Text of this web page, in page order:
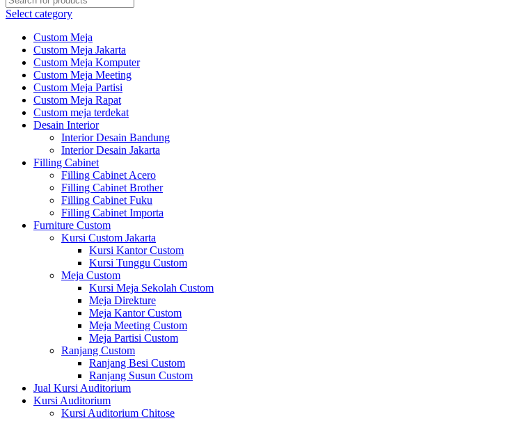
Select category
Custom Meja
Custom Meja Jakarta
Custom Meja Komputer
Custom Meja Meeting
Custom Meja Partisi
Custom Meja Rapat
Custom meja terdekat
Desain Interior
Interior Desain Bandung
Interior Desain Jakarta
Filling Cabinet
Filling Cabinet Acero
Filling Cabinet Brother
Filling Cabinet Fuku
Filling Cabinet Importa
Furniture Custom
Kursi Custom Jakarta
Kursi Kantor Custom
Kursi Tunggu Custom
Meja Custom
Kursi Meja Sekolah Custom
Meja Direkture
Meja Kantor Custom
Meja Meeting Custom
Meja Partisi Custom
Ranjang Custom
Ranjang Besi Custom
Ranjang Susun Custom
Jual Kursi Auditorium
Kursi Auditorium
Kursi Auditorium Chitose